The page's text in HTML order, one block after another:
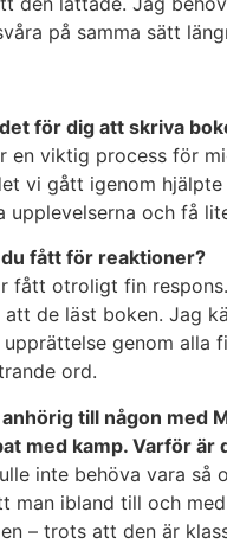
på samma sätt
för dig att skriva
en viktig process för
vi gått igenom
upplevelserna och få
fått för reaktioner?
fått otroligt fin
att de läst boken. Jag
upprättelse genom alla
ord.
till någon med
med kamp. Varför är
inte behöva vara så
man ibland till och
– trots att den är